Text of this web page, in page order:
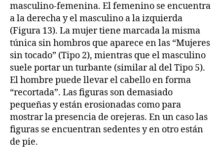
masculino-femenina. El femenino se encuentra
a la derecha y el masculino a la izquierda
(Figura 13). La mujer tiene marcada la misma
túnica sin hombros que aparece en las “Mujeres
sin tocado” (Tipo 2), mientras que el masculino
suele portar un turbante (similar al del Tipo 5).
El hombre puede llevar el cabello en forma
“recortada”. Las figuras son demasiado
pequeñas y están erosionadas como para
mostrar la presencia de orejeras. En un caso las
figuras se encuentran sedentes y en otro están
de pie.